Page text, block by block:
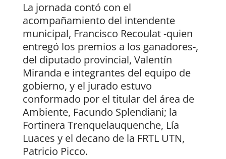
La jornada contó con el
acompañamiento del intendente
municipal, Francisco Recoulat -quien
entregó los premios a los ganadores-,
del diputado provincial, Valentín
Miranda e integrantes del equipo de
gobierno, y el jurado estuvo
conformado por el titular del área de
Ambiente, Facundo Splendiani; la
Fortinera Trenquelauquenche, Lía
Luaces y el decano de la FRTL UTN,
Patricio Picco.